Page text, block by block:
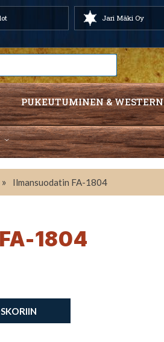
Jari Mäki Oy
PUKEUTUMINEN & WESTERN
» Ilmansuodatin FA-1804
1804